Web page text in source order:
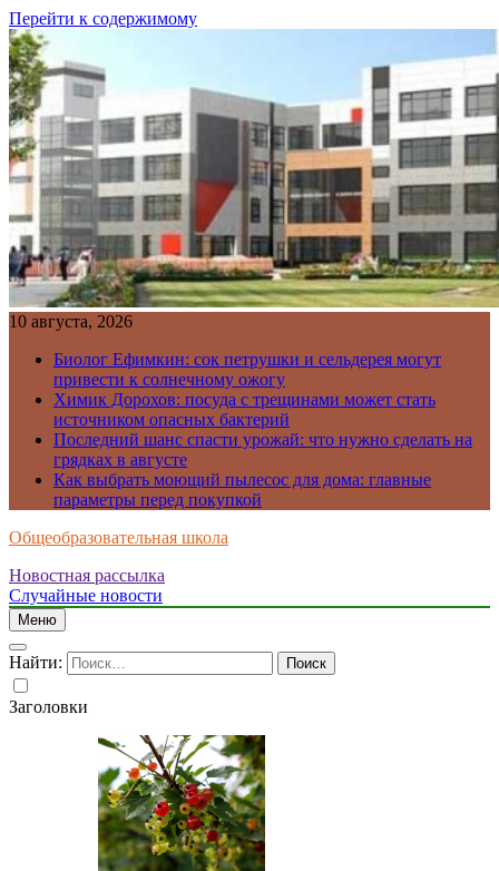
Перейти к содержимому
10 августа, 2026
Биолог Ефимкин: сок петрушки и сельдерея могут
привести к солнечному ожогу
Химик Дорохов: посуда с трещинами может стать
источником опасных бактерий
Последний шанс спасти урожай: что нужно сделать на
грядках в августе
Как выбрать моющий пылесос для дома: главные
параметры перед покупкой
Общеобразовательная школа
Новостная рассылка
Случайные новости
Меню
Найти:
Заголовки